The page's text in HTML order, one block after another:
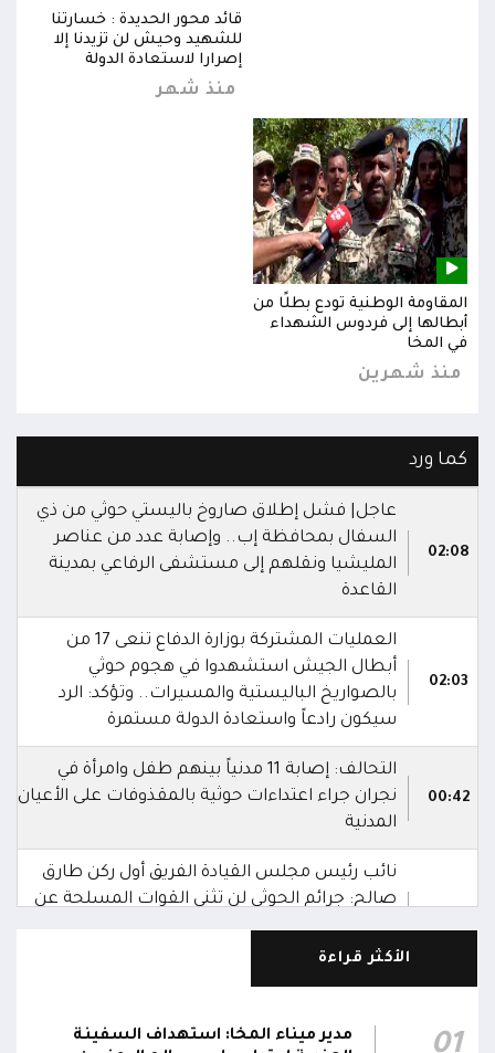
قائد محور الحديدة : خسارتنا
للشهيد وحيش لن تزيدنا إلا
إصرارا لاستعادة الدولة
منذ شهر
المقاومة الوطنية تودع بطلًا من
أبطالها إلى فردوس الشهداء
في المخا
منذ شهرين
كما ورد
02:08
عاجل| فشل إطلاق صاروخ باليستي حوثي من ذي
السفال بمحافظة إب.. وإصابة عدد من عناصر
المليشيا ونقلهم إلى مستشفى الرفاعي بمدينة
القاعدة
02:03
العمليات المشتركة بوزارة الدفاع تنعى 17 من
أبطال الجيش استشهدوا في هجوم حوثي
بالصواريخ الباليستية والمسيرات.. وتؤكد: الرد
سيكون رادعاً واستعادة الدولة مستمرة
00:42
التحالف: إصابة 11 مدنياً بينهم طفل وامرأة في
نجران جراء اعتداءات حوثية بالمقذوفات على الأعيان
المدنية
نائب رئيس مجلس القيادة الفريق أول ركن طارق
صالح: جرائم الحوثي لن تثني القوات المسلحة عن
أداء واجبها الوطني واستعادة الدولة وعاصمتها
صنعاء
00:28
صالح يشيد بالروح القتالية العالية لكافة منتسبي
الأكثر قراءة
مدير ميناء المخا: استهداف السفينة